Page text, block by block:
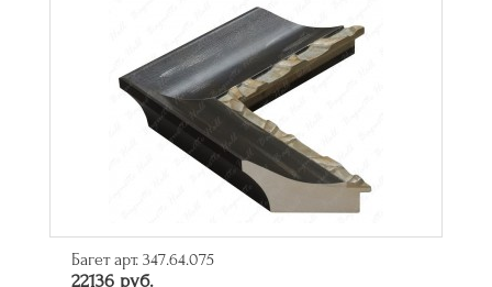
Багет арт. 347.64.075
22136 руб.